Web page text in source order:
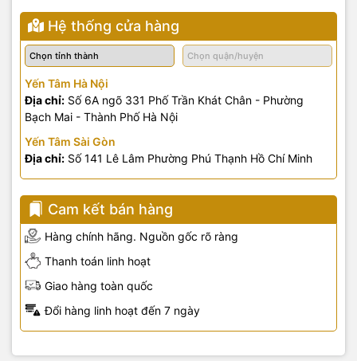
Hệ thống cửa hàng
Yến Tâm Hà Nội
Địa chỉ: Số 6A ngõ 331 Phố Trần Khát Chân - Phường
Bạch Mai - Thành Phố Hà Nội
Yến Tâm Sài Gòn
Địa chỉ: Số 141 Lê Lâm Phường Phú Thạnh Hồ Chí Minh
Cam kết bán hàng
Hàng chính hãng. Nguồn gốc rõ ràng
Thanh toán linh hoạt
Giao hàng toàn quốc
Đổi hàng linh hoạt đến 7 ngày